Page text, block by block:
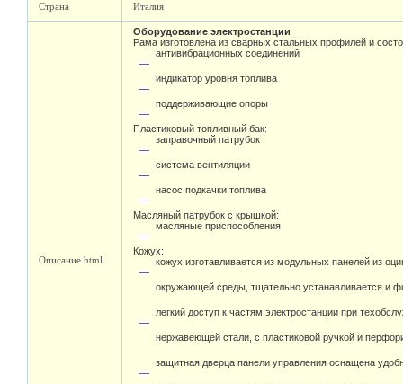
Страна Италия
Описание html
Оборудование электростанции
Рама изготовлена из сварных стальных профилей и
антивибрационных соединений
индикатор уровня топлива
поддерживающие опоры
Пластиковый топливный бак:
заправочный патрубок
система вентиляции
насос подкачки топлива
Масляный патрубок с крышкой:
масляные приспособления
Кожух:
кожух изготавливается из модульных панелей из
окружающей среды, тщательно устанавливается и
легкий доступ к частям электростанции при
нержавеющей стали, с пластиковой ручкой и
защитная дверца панели управления оснащена